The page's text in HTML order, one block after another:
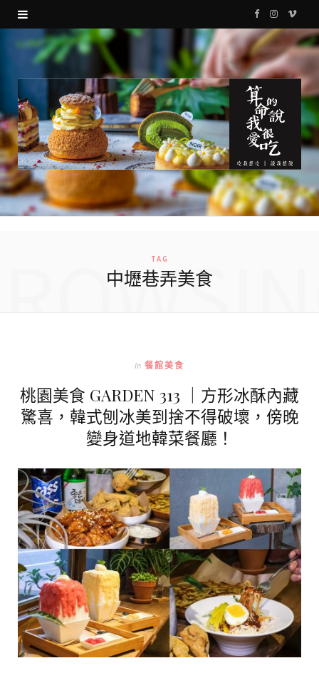
F
a
c
e
b
o
k
I
s
g
r
a
V
i
TAG
中壢巷弄美食
In 餐館美食
桃園美食 GARDEN 313 ｜方形冰酥內藏
驚喜，韓式刨冰美到捨不得破壞，傍晚
變身道地韓菜餐廳！